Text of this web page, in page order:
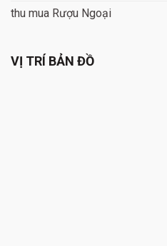
thu mua Rượu Ngoại
VỊ TRÍ BẢN ĐỒ